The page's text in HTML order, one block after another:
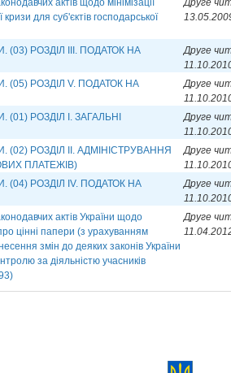
актів щодо мінімізації
для суб'єктів господарської
Друге
РОЗДІЛ ІІІ. ПОДАТОК НА
Друге
(05) РОЗДІЛ V. ПОДАТОК НА
Друге
РОЗДІЛ І. ЗАГАЛЬНІ
Друге
(02) РОЗДІЛ II. АДМІНІСТРУВАННЯ
ПЛАТЕЖІВ)
Друге
РОЗДІЛ ІV. ПОДАТОК НА
Друге
актів України щодо
цінні папери (з урахуванням
змін до деяких законів України
за діяльністю учасників
Друге